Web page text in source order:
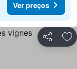
Ver preços
Partilhar